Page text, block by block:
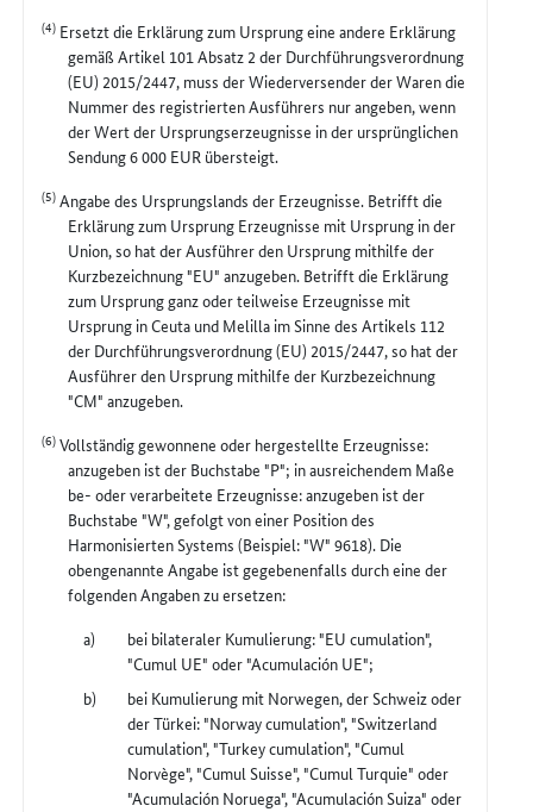
(4) Ersetzt die Erklärung zum Ursprung eine andere Erklärung
gemäß Artikel 101 Absatz 2 der Durchführungsverordnung
(EU) 2015/2447, muss der Wiederversender der Waren die
Nummer des registrierten Ausführers nur angeben, wenn
der Wert der Ursprungserzeugnisse in der ursprünglichen
Sendung 6 000 EUR übersteigt.
(5)Angabe des Ursprungslands der Erzeugnisse. Betrifft die
Erklärung zum Ursprung Erzeugnisse mit Ursprung in der
Union, so hat der Ausführer den Ursprung mithilfe der
Kurzbezeichnung "EU" anzugeben. Betrifft die Erklärung
zum Ursprung ganz oder teilweise Erzeugnisse mit
Ursprung in Ceuta und Melilla im Sinne des Artikels 112
der Durchführungsverordnung (EU) 2015/2447, so hat der
Ausführer den Ursprung mithilfe der Kurzbezeichnung
"CM" anzugeben.
(6)Vollständig gewonnene oder hergestellte Erzeugnisse:
anzugeben ist der Buchstabe "P"; in ausreichendem Maße
be- oder verarbeitete Erzeugnisse: anzugeben ist der
Buchstabe "W", gefolgt von einer Position des
Harmonisierten Systems (Beispiel: "W" 9618). Die
obengenannte Angabe ist gegebenenfalls durch eine der
folgenden Angaben zu ersetzen:
bei bilateraler Kumulierung: "EU cumulation",
"Cumul UE" oder "Acumulación UE";
bei Kumulierung mit Norwegen, der Schweiz oder
der Türkei: "Norway cumulation", "Switzerland
cumulation", "Turkey cumulation", "Cumul
Norvège", "Cumul Suisse", "Cumul Turquie" oder
"Acumulación Noruega", "Acumulación Suiza" oder